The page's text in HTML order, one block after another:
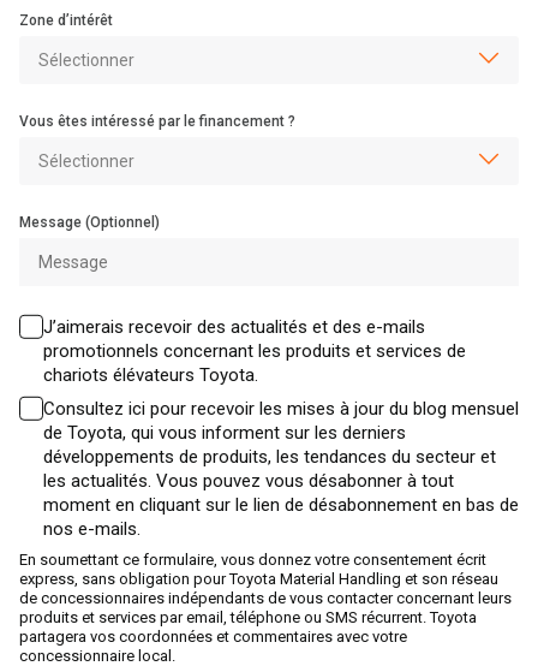
Zone d’intérêt
Vous êtes intéressé par le financement ?
Message (Optionnel)
J’aimerais recevoir des actualités et des e-mails
promotionnels concernant les produits et services de
chariots élévateurs Toyota.
Consultez ici pour recevoir les mises à jour du blog mensuel
de Toyota, qui vous informent sur les derniers
développements de produits, les tendances du secteur et
les actualités. Vous pouvez vous désabonner à tout
moment en cliquant sur le lien de désabonnement en bas de
nos e-mails.
En soumettant ce formulaire, vous donnez votre consentement écrit
express, sans obligation pour Toyota Material Handling et son réseau
de concessionnaires indépendants de vous contacter concernant leurs
produits et services par email, téléphone ou SMS récurrent. Toyota
partagera vos coordonnées et commentaires avec votre
concessionnaire local.